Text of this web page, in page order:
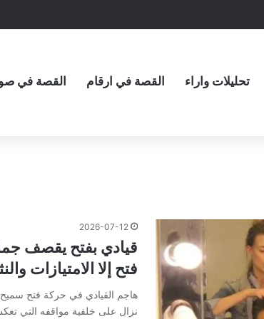
تحليلات واراء القصة في ارقام القصة في
2026-07-12
قيادي بفتح يقصف
فتح إلا الامتيازات
هاجم القيادي في حركة فتح
نزال على خلفية مواقفه التي